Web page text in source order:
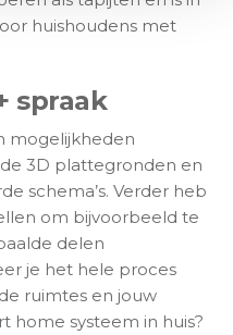
huishoudens met
spraak
mogelijkheden
3D plattegronden en
schema’s. Verder heb
om bijvoorbeeld te
delen
je het hele proces
ruimtes en jouw
home systeem in huis?